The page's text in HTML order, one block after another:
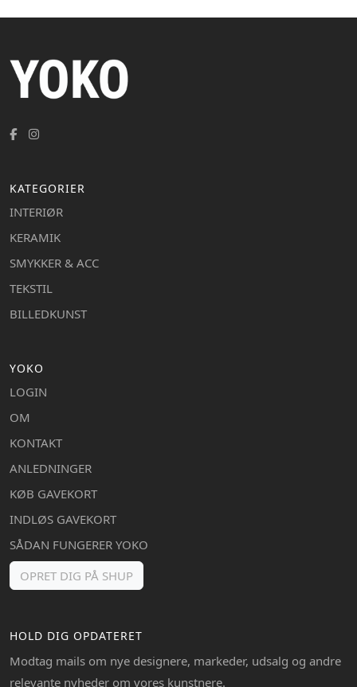
KATEGORIER
INTERIØR
KERAMIK
SMYKKER & ACC
TEKSTIL
BILLEDKUNST
YOKO
LOGIN
OM
KONTAKT
ANLEDNINGER
KØB GAVEKORT
INDLØS GAVEKORT
SÅDAN FUNGERER YOKO
OPRET DIG PÅ SHUP
HOLD DIG OPDATERET
Modtag mails om nye designere, markeder, udsalg og andre
relevante nyheder om vores kunstnere.